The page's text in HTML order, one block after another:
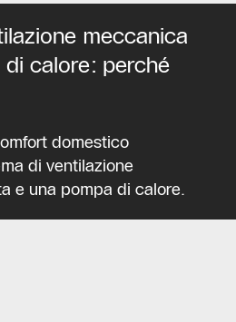
meccanica
calore: perché
domestico
di ventilazione
e una pompa di calore.